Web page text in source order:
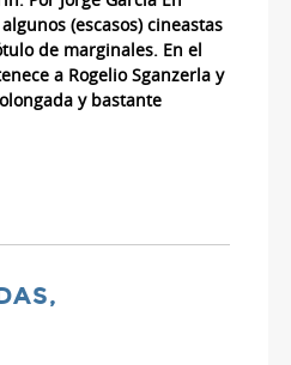
(escasos) cineastas
de marginales. En el
a Rogelio Sganzerla y
y bastante